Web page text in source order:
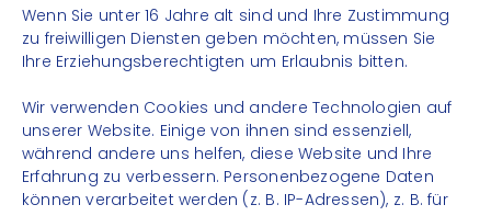
Wenn Sie unter 16 Jahre alt sind und Ihre Zustimmung
zu freiwilligen Diensten geben möchten, müssen Sie
Ihre Erziehungsberechtigten um Erlaubnis bitten.
Wir verwenden Cookies und andere Technologien auf
unserer Website. Einige von ihnen sind essenziell,
während andere uns helfen, diese Website und Ihre
Erfahrung zu verbessern. Personenbezogene Daten
können verarbeitet werden (z. B. IP-Adressen), z. B. für
Barrierefreiheit
Datenschutz
Impressum
Kontakt
FOLGE UNS
Instagram